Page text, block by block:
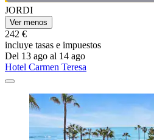
JORDI
Ver menos
242 €
incluye tasas e impuestos
Del 13 ago al 14 ago
Hotel Carmen Teresa